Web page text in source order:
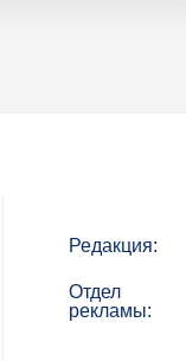
Редакция:
Отдел
рекламы: